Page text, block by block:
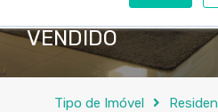
Apartamento T0,
VENDIDO
Tipo de Imóvel